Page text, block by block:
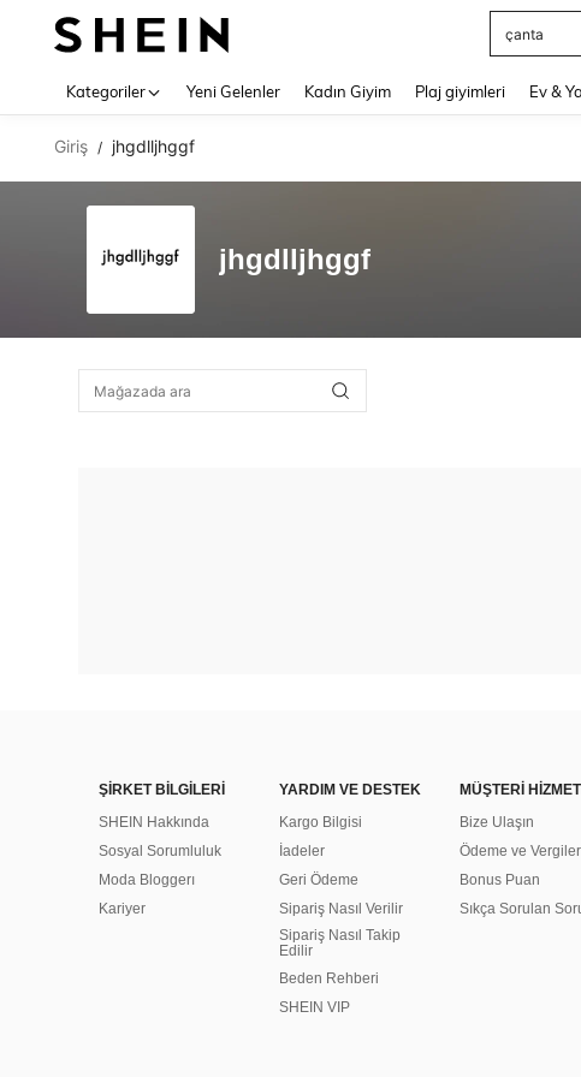
çanta
Kategoriler Yeni Gelenler Kadın Giyim Plaj giyimleri Ev &
Giriş / jhgdlljhggf
jhgdlljhggf
ŞİRKET BİLGİLERİ
SHEIN Hakkında
Sosyal Sorumluluk
Moda Bloggerı
Kariyer
YARDIM VE DESTEK
Kargo Bilgisi
İadeler
Geri Ödeme
Sipariş Nasıl Verilir
Sipariş Nasıl Takip
Edilir
Beden Rehberi
SHEIN VIP
MÜŞTERİ
Bize Ulaşın
Ödeme ve Vergiler
Bonus Puan
Sıkça Sorulan